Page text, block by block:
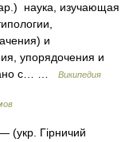
наука, изучающая
и
упорядочения и
с… …
Википедия
(укр. Гірничий